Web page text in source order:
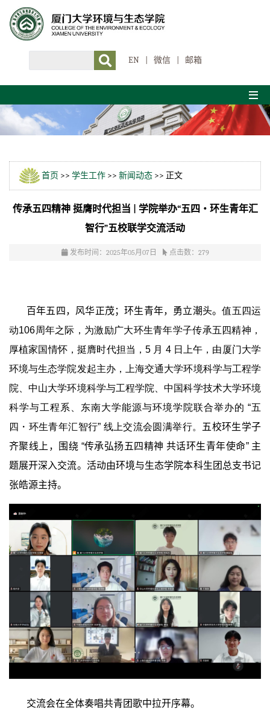
EN 微信 邮箱
首页 >> 学生工作 >> 新闻动态 >> 正文
传承五四精神 挺膺时代担当 | 学院举办“五四・环生青年汇
智行”五校联学交流活动
发布时间：2025年05月07日 点击数： 279
百年五四，风华正茂；环生青年，勇立潮头。值五四运
动106周年之际，为激励广大环生青年学子传承五四精神，
厚植家国情怀，挺膺时代担当，5 月 4 日上午，由厦门大学
环境与生态学院发起主办，上海交通大学环境科学与工程学
院、中山大学环境科学与工程学院、中国科学技术大学环境
科学与工程系、东南大学能源与环境学院联合举办的 “五
四 ・ 环生青年汇智行” 线上交流会圆满举行。
五校环生学子
齐聚线上，围绕 “传承弘扬五四精神 共话环生青年使命” 主
题展开深入交流。活动由环境与生态学院本科生团总支书记
张皓源主持。
交流会在全体奏唱共青团歌中拉开序幕。